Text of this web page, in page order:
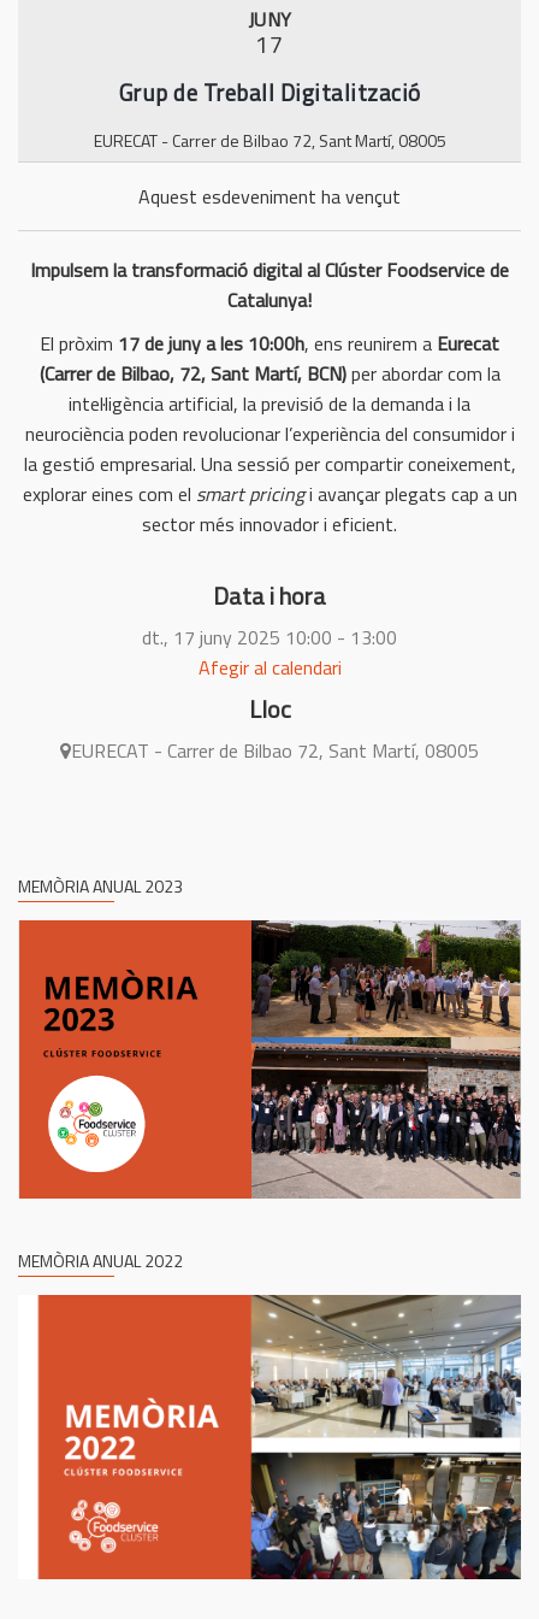
JUNY
17
Grup de Treball Digitalització
EURECAT - Carrer de Bilbao 72, Sant Martí, 08005
Aquest esdeveniment ha vençut
Impulsem la transformació digital al Clúster Foodservice de
Catalunya!
El pròxim 17 de juny a les 10:00h, ens reunirem a Eurecat
(Carrer de Bilbao, 72, Sant Martí, BCN)per abordar com la
intel·ligència artificial, la previsió de la demanda i la
neurociència poden revolucionar l’experiència del consumidor i
la gestió empresarial. Una sessió per compartir coneixement,
explorar eines com el smart pricingi avançar plegats cap a un
sector més innovador i eficient.
Data i hora
dt., 17 juny 2025 10:00 - 13:00
Afegir al calendari
Lloc
EURECAT - Carrer de Bilbao 72, Sant Martí, 08005
MEMÒRIA ANUAL 2023
MEMÒRIA ANUAL 2022